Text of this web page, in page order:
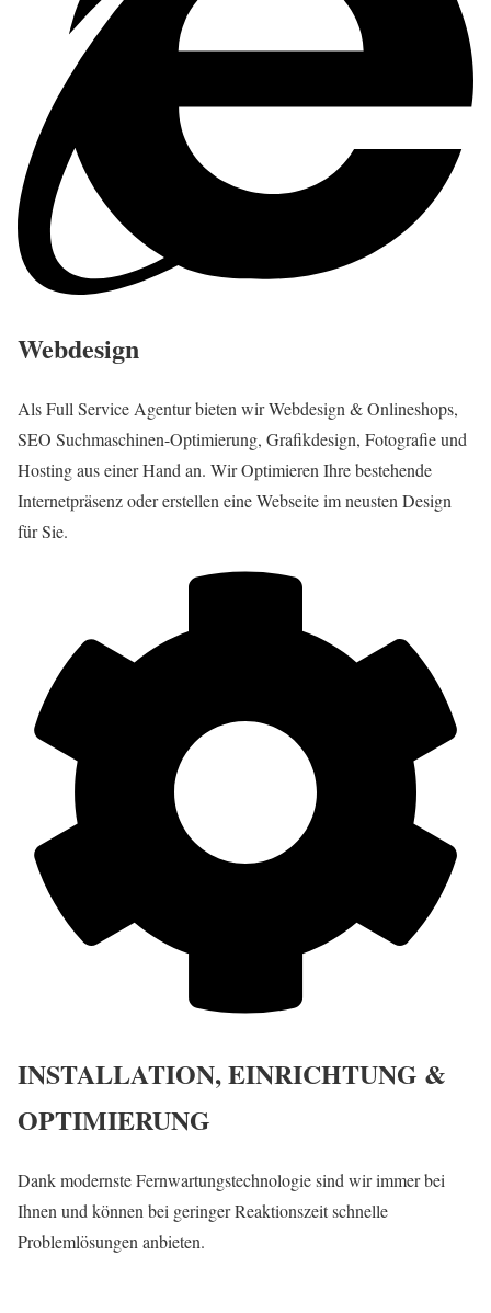
Webdesign
Als Full Service Agentur bieten wir Webdesign & Onlineshops,
SEO Suchmaschinen-Optimierung, Grafikdesign, Fotografie und
Hosting aus einer Hand an. Wir Optimieren Ihre bestehende
Internetpräsenz oder erstellen eine Webseite im neusten Design
für Sie.
INSTALLATION, EINRICHTUNG &
OPTIMIERUNG
Dank modernste Fernwartungstechnologie sind wir immer bei
Ihnen und können bei geringer Reaktionszeit schnelle
Problemlösungen anbieten.